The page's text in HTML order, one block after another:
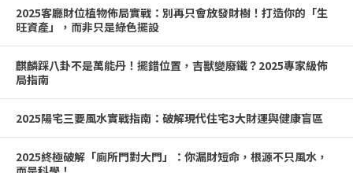
2025客廳財位植物佈局實戰：別再只會放發財樹！打造你的「生
旺資產」，而非只是綠色擺設
麒麟踩八卦不是萬能丹！擺錯位置，吉獸變廢鐵？2025專家級佈
局指南
2025陽宅三要風水實戰指南：破解現代住宅3大財運與健康盲區
2025終極破解「廁所門對大門」：你漏財短命，根源不只風水，